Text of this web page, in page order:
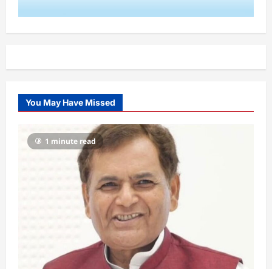
You May Have Missed
1 minute read